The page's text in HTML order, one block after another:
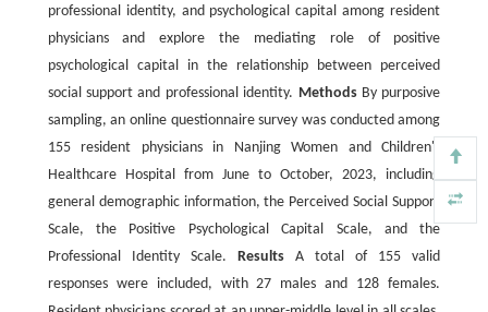
professional identity, and psychological capital among resident
physicians and explore the mediating role of positive
psychological capital in the relationship between perceived
social support and professional identity. MethodsBy purposive
sampling, an online questionnaire survey was conducted among
155 resident physicians in Nanjing Women and Children's
Healthcare Hospital from June to October, 2023, including
general demographic information, the Perceived Social Support
Scale, the Positive Psychological Capital Scale, and the
Professional Identity Scale. ResultsA total of 155 valid
responses were included, with 27 males and 128 females.